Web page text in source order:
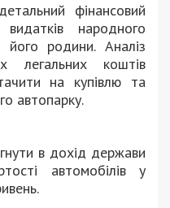
фінансовий
народного
родини. Аналіз
легальних коштів
на купівлю та
автопарку.
в дохід держави
автомобілів у